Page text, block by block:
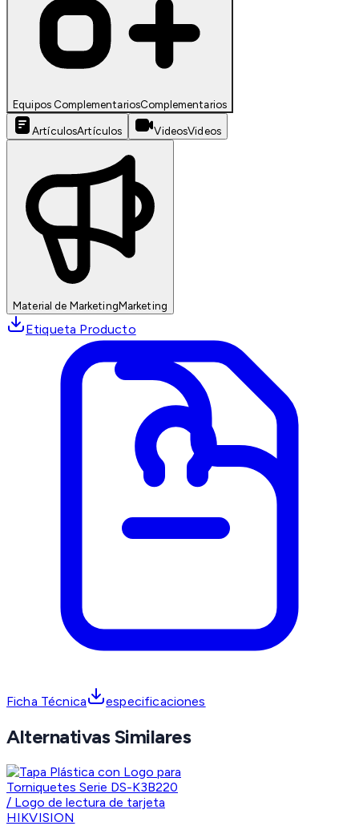
Equipos ComplementariosComplementarios
ArtículosArtículos VideosVideos
Material de MarketingMarketing
Etiqueta Producto
Ficha Técnica especificaciones
Alternativas Similares
HIKVISION